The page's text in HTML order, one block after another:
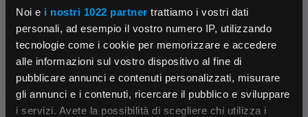
Noi e i nostri 1022 partner trattiamo i vostri dati
personali, ad esempio il vostro numero IP, utilizzando
tecnologie come i cookie per memorizzare e accedere
alle informazioni sul vostro dispositivo al fine di
pubblicare annunci e contenuti personalizzati, misurare
gli annunci e i contenuti, ricercare il pubblico e sviluppare
i servizi. Avete la possibilità di scegliere chi utilizza i
Parla con il customer care dedicato
Condividi: